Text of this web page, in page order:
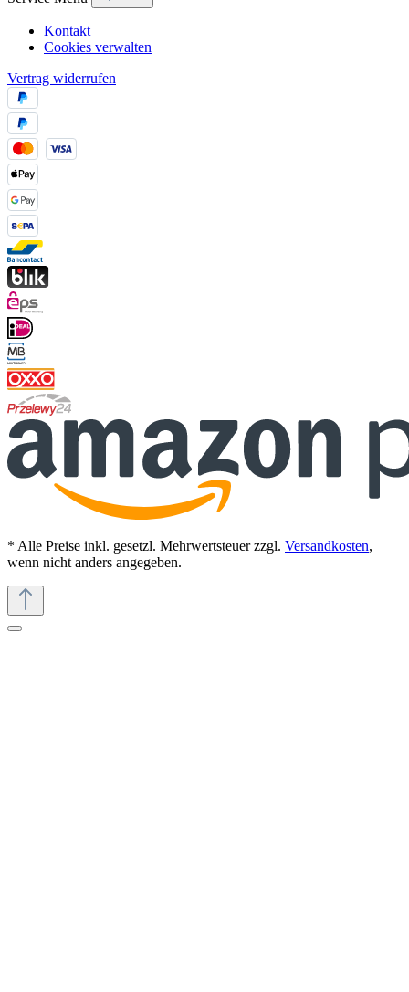
Kontakt
Cookies verwalten
Vertrag widerrufen
* Alle Preise inkl. gesetzl. Mehrwertsteuer zzgl. Versandkosten,
wenn nicht anders angegeben.